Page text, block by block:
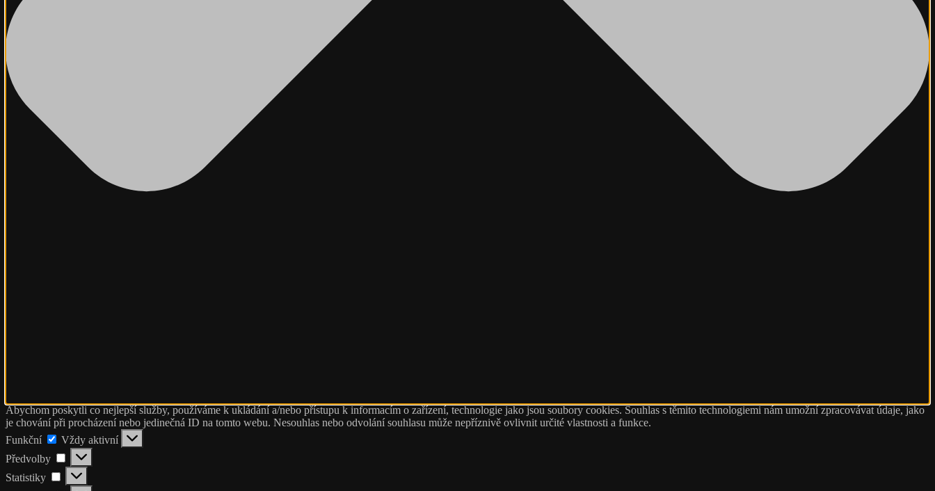
Abychom poskytli co nejlepší služby, používáme k ukládání a/nebo přístupu k informacím o zařízení, technologie jako jsou soubory cookies. Souhlas s těmito technologiemi nám umožní zpracovávat údaje, jako
je chování při procházení nebo jedinečná ID na tomto webu. Nesouhlas nebo odvolání souhlasu může nepříznivě ovlivnit určité vlastnosti a funkce.
Funkční
Funkční
Vždy aktivní
Předvolby
Předvolby
Statistiky Statistiky